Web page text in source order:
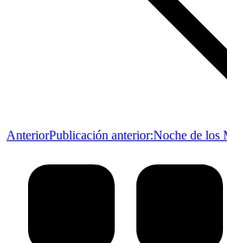
AnteriorPublicación anterior:Noche de los